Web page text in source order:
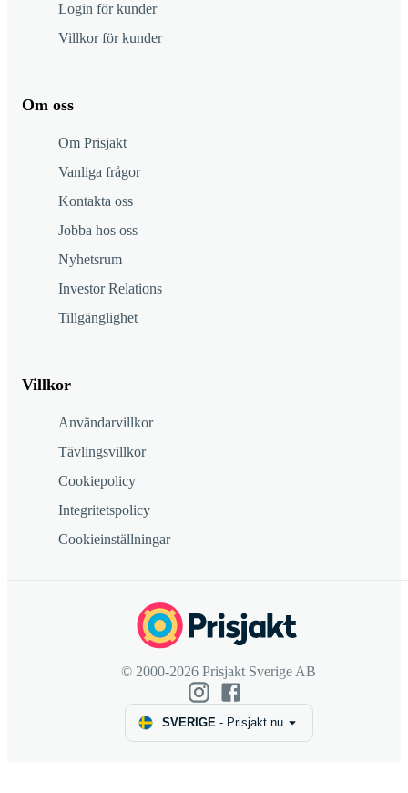
Login för kunder
Villkor för kunder
Om oss
Om Prisjakt
Vanliga frågor
Kontakta oss
Jobba hos oss
Nyhetsrum
Investor Relations
Tillgänglighet
Villkor
Användarvillkor
Tävlingsvillkor
Cookiepolicy
Integritetspolicy
Cookieinställningar
© 2000-2026 Prisjakt Sverige AB
SVERIGE- Prisjakt.nu